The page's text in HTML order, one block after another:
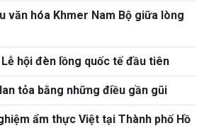
văn hóa Khmer Nam Bộ giữa lòng
hội đèn lồng quốc tế đầu tiên
tỏa bằng những điều gần gũi
ẩm thực Việt tại Thành phố Hồ